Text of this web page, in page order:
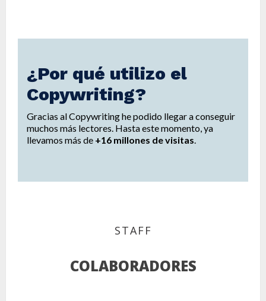
¿Por qué utilizo el
Copywriting?
Gracias al Copywriting he podido llegar a conseguir
muchos más lectores. Hasta este momento, ya
llevamos más de +16 millones de visitas.
STAFF
COLABORADORES